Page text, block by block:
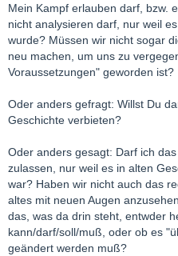
Mein Kampf erlauben darf, bzw.
nicht analysieren darf, nur weil
wurde? Müssen wir nicht sogar
neu machen, um uns zu
Voraussetzungen" geworden ist?
Oder anders gefragt: Willst Du
Geschichte verbieten?
Oder anders gesagt: Darf ich
zulassen, nur weil es in alten
war? Haben wir nicht auch das
altes mit neuen Augen
das, was da drin steht, entwder
kann/darf/soll/muß, oder ob es
geändert werden muß?